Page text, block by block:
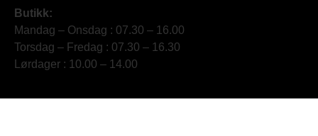
Butikk:
Mandag – Onsdag : 07.30 – 16.00
Torsdag – Fredag : 07.30 – 16.30
Lørdager : 10.00 – 14.00